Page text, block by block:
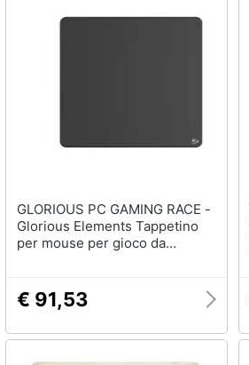
GLORIOUS PC GAMING RACE -
Glorious Elements Tappetino
per mouse per gioco da
€ 91,53